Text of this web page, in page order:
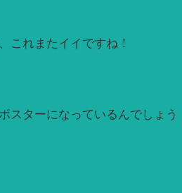
これまたイイですね！
スターになっているんでしょう